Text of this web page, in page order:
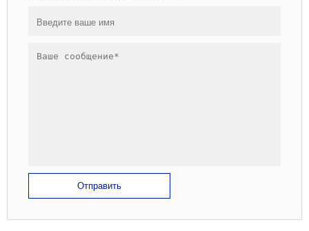
Отправить